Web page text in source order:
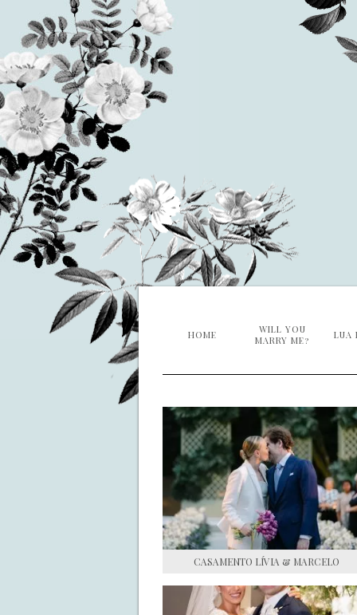
HOME
WILL YOU
MARRY ME?
LUA
CASAMENTO LÍVIA & MARCELO